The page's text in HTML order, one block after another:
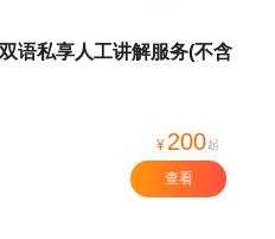
语私享人工讲解服务(不含
¥ 200起
查看